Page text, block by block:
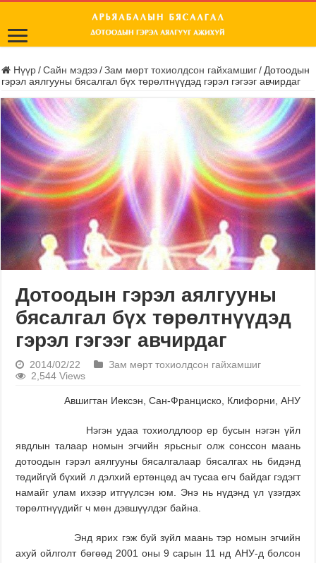
Нүүр / Сайн мэдээ / Зам мөрт тохиолдсон гайхамшиг / Дотоодын
гэрэл аялгууны бясалгал бүх төрөлтнүүдэд гэрэл гэгээг авчирдаг
Дотоодын гэрэл аялгууны
бясалгал бүх төрөлтнүүдэд
гэрэл гэгээг авчирдаг
2014/02/22
Зам мөрт тохиолдсон гайхамшиг
2,544 Views
Авшигтан Иексэн, Сан-Франциско, Клифорни, АНУ
Нэгэн удаа тохиолдлоор ер бусын нэгэн үйл
явдлын талаар номын эгчийн ярьсныг олж сонссон маань
дотоодын гэрэл аялгууны бясалгалаар бясалгах нь бидэнд
төдийгүй бүхий л дэлхий ертөнцөд ач тусаа өгч байдаг гэдэгт
намайг улам ихээр итгүүлсэн юм. Энэ нь нүдэнд үл үзэгдэх
төрөлтнүүдийг ч мөн дэвшүүлдэг байна.
Энд ярих гэж буй зүйл маань тэр номын эгчийн
ахуй ойлголт бөгөөд 2001 оны 9 сарын 11 нд АНУ-д болсон